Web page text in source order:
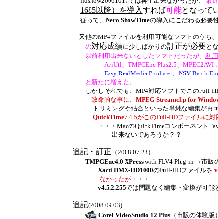
1685以降）を導入すれば可能となって
従って、 Nero ShowTimeの導入にこだわる必要
又他のMP4ファイルを利用可能なソフトのうち、
の対応成績に少しばかりの訂正が必要と
以前利用出来ないとしたソフトだったが、 利
AviUtl、TMPGEnc Plus2.5、 MPEG2AVI
Easy RealMedia Producer、 NSV Batch
と新たに増えた。
しかしそれでも、MP4対応ソフトでこのFull-
致命的な事に、 MPEG Streamclip for
ト リミングや結合と いった単純な編集が再
QuickTime7.4.5がこのFull-HDファイルに対
・・・MacのQuickTimeコンポーネント
出来ないであろうか？？
追記・訂正 （2008.07.23）
TMPGEnc4.0 XPresswith FLV4 Plug-in （市販
Xacti DMX-HD1000のFull-HDファイルを
なかったが・・・
v4.5.2.255では問題なく編集・変換が可能
追記(2008.09.03)
Corel VideoStudio 12 Plus（市販の体験版